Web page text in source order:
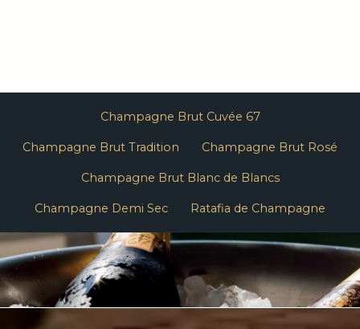
Champagne Brut Cuvée 67
Champagne Brut Tradition Champagne Brut Rosé
Champagne Brut Blanc de Blancs
Champagne Demi Sec Ratafia de Champagne